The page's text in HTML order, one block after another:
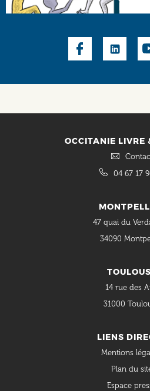
OCCITANIE LIVRE
04 67 17
47 quai du
34090
14 rue des
31000
LIENS
Mentions
Plan du
Espace